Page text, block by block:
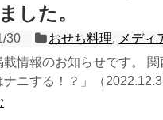
した。
30 おせち料理, メディ
載情報のお知らせです。
ナニする！？」（